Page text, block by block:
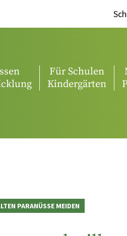
Für Schulen
Kindergärten
PARANÜSSE MEIDEN